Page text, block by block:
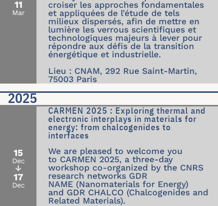
11
Mar
croiser les approches fondamentales
et appliquées de l’étude de tels
milieux dispersés, afin de mettre en
lumière les verrous scientifiques et
technologiques majeurs à lever pour
répondre aux défis de la transition
énergétique et industrielle.
Lieu : CNAM, 292 Rue Saint-Martin,
75003 Paris
2025
15
Dec
↓
17
Dec
CARMEN 2025 : Exploring thermal and
electronic interplays in materials for
energy: from chalcogenides to
interfaces
We are pleased to welcome you
to CARMEN 2025, a three-day
workshop co-organized by the CNRS
research networks GDR
NAME (Nanomaterials for Energy)
and GDR CHALCO (Chalcogenides and
Related Materials).